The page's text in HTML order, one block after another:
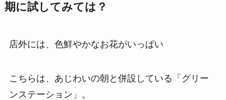
期に試してみては？
店外には、色鮮やかなお花がいっぱい
こちらは、あじわいの朝と併設している「グリー
ンステーション」。